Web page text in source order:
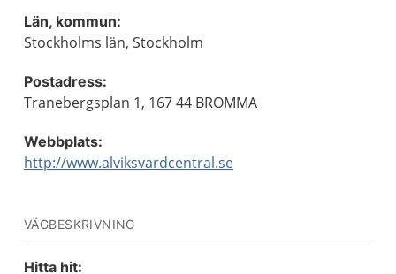
Län, kommun:
Stockholms län, Stockholm
Postadress:
Tranebergsplan 1, 167 44 BROMMA
Webbplats:
http://www.alviksvardcentral.se
VÄGBESKRIVNING
Hitta hit: